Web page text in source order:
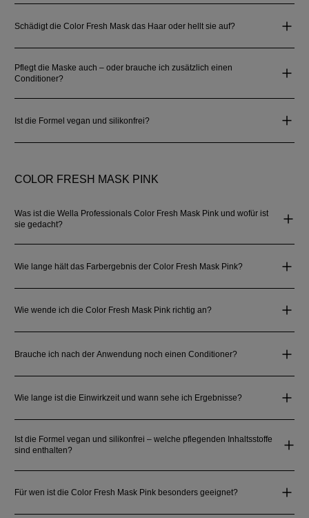
Schädigt die Color Fresh Mask das Haar oder hellt sie auf?
Pflegt die Maske auch – oder brauche ich zusätzlich einen
Conditioner?
Ist die Formel vegan und silikonfrei?
COLOR FRESH MASK PINK
Was ist die Wella Professionals Color Fresh Mask Pink und wofür ist
sie gedacht?
Wie lange hält das Farbergebnis der Color Fresh Mask Pink?
Wie wende ich die Color Fresh Mask Pink richtig an?
Brauche ich nach der Anwendung noch einen Conditioner?
Wie lange ist die Einwirkzeit und wann sehe ich Ergebnisse?
Ist die Formel vegan und silikonfrei – welche pflegenden Inhaltsstoffe
sind enthalten?
Für wen ist die Color Fresh Mask Pink besonders geeignet?